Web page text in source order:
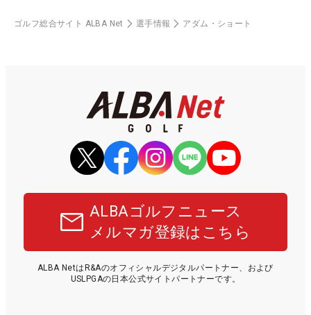
ゴルフ総合サイト ALBA Net 選手情報 アダム・ショート
ALBAゴルフニュース
メルマガ登録はこちら
ALBA NetはR&Aのオフィシャルデジタルパートナー、および
USLPGAの日本公式サイトパートナーです。